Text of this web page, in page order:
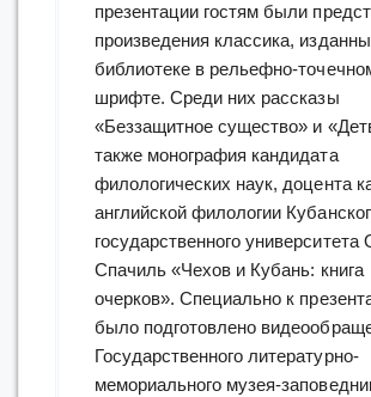
презентации гостям были
произведения классика,
библиотеке в рельефно-
шрифте. Среди них рассказы
«Беззащитное существо» и
также монография кандидата
филологических наук, доцента
английской филологии
государственного университета
Спачиль «Чехов и Кубань: книга
очерков». Специально к
было подготовлено
Государственного литературно-
мемориального музея-